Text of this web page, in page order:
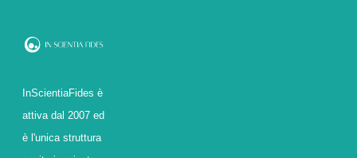
InScientiaFides è
attiva dal 2007 ed
è l'unica struttura